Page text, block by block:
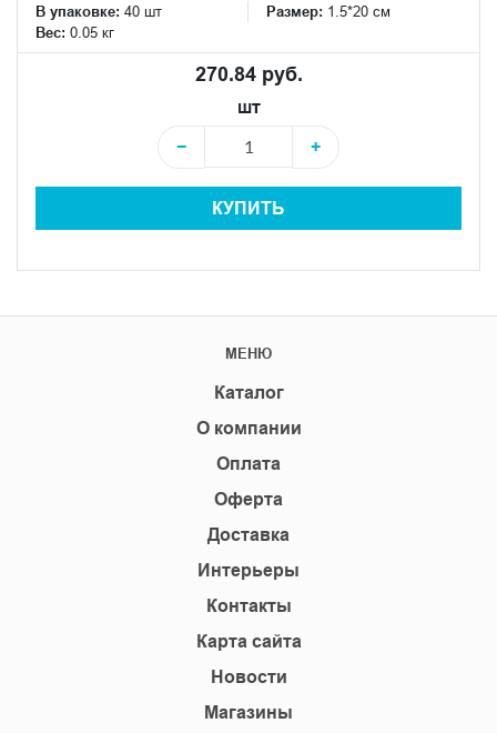
В упаковке: 40 шт Размер: 1.5*20 см
Вес: 0.05 кг
270.84 руб.
шт
−
+
КУПИТЬ
МЕНЮ
Каталог
О компании
Оплата
Оферта
Доставка
Интерьеры
Контакты
Карта сайта
Новости
Магазины